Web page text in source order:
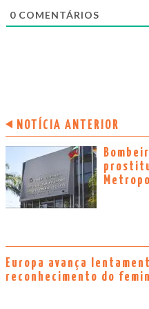
0 COMENTÁRIOS
NOTÍCIA ANTERIOR
Europa avança
reconhecimento do